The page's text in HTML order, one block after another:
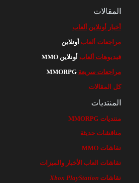
المقالات
أخبار أونلاين ألعاب
مراجعات ألعاب أونلاين
فيديوهات ألعاب أونلاين MMO
مراجعات سريعة
كل المقالات
المنتديات
منتديات MMORPG
مناقشات حديثة
نقاشات MMO
نقاشات العاب الأخبار والميزات
نقاشات
Xbox PlayStation